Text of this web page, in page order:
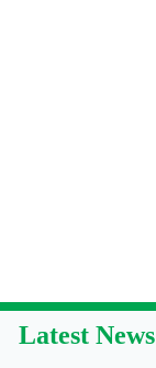
Latest News